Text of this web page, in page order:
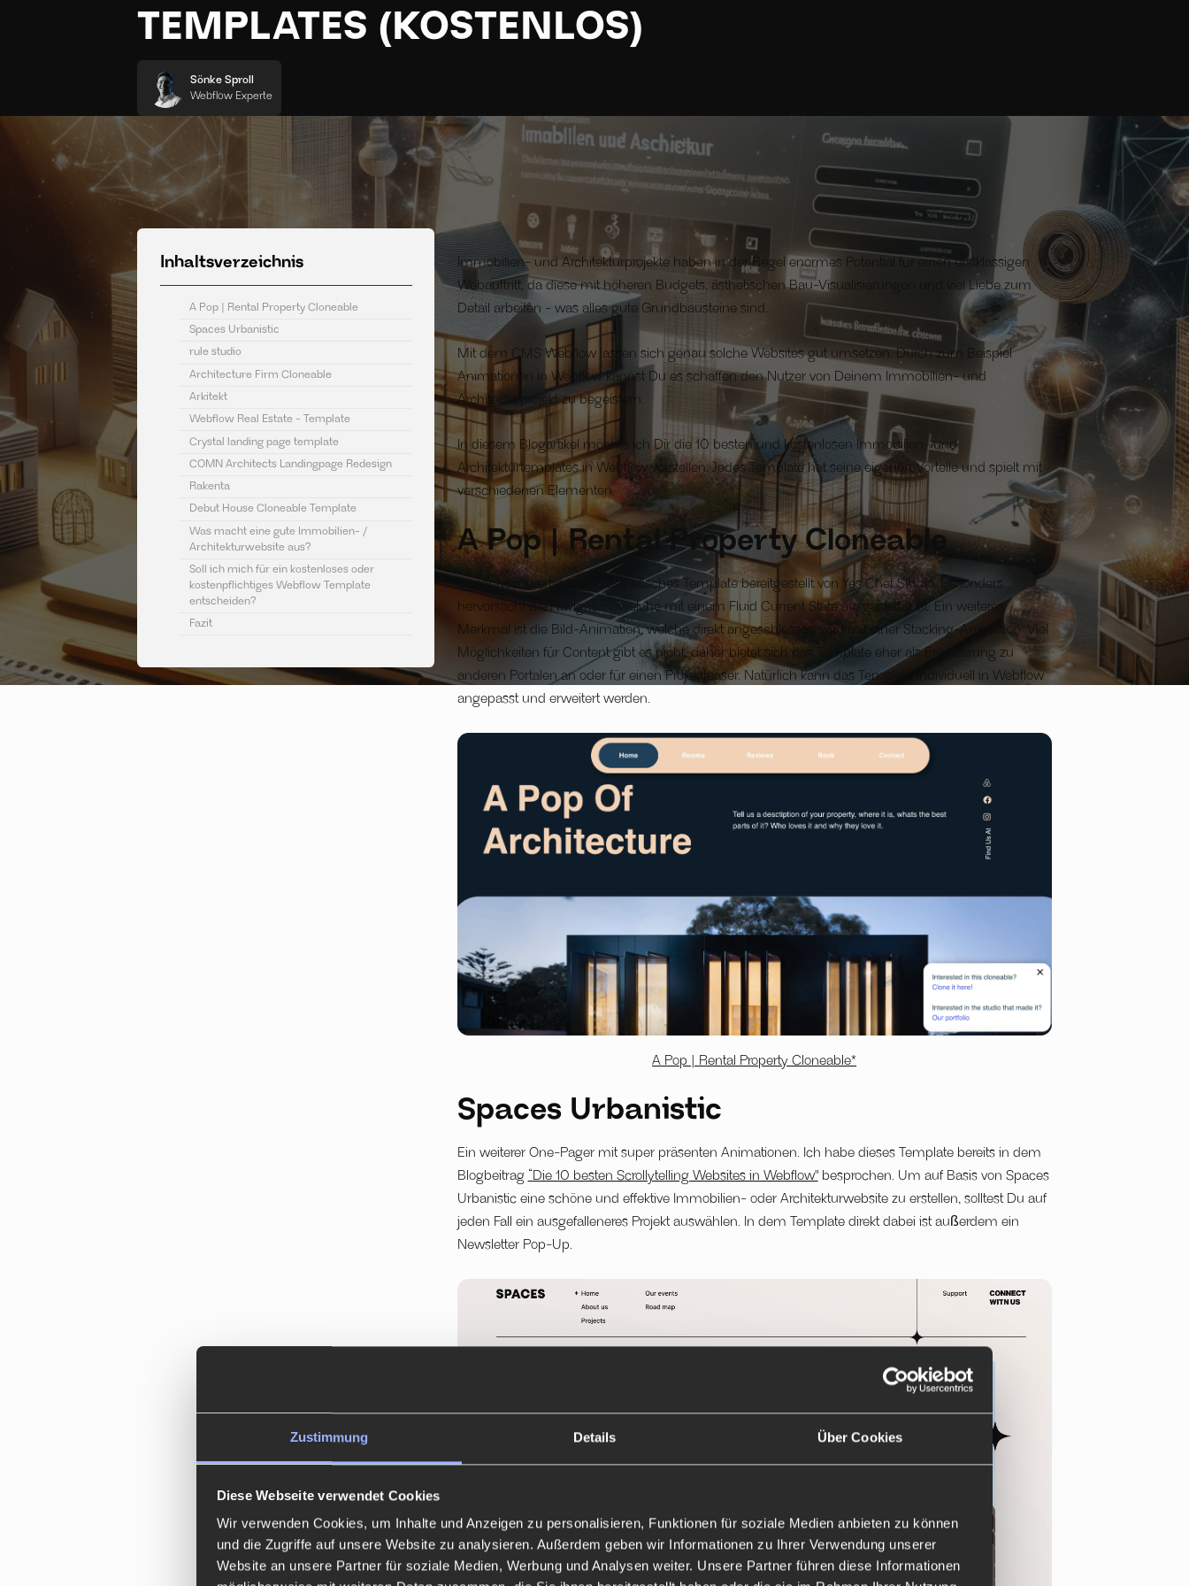
Zustimmung Details Über Cookies
Diese Webseite verwendet Cookies
Wir verwenden Cookies, um Inhalte und Anzeigen zu personalisieren, Funktionen für soziale Medien anbieten zu können
und die Zugriffe auf unsere Website zu analysieren. Außerdem geben wir Informationen zu Ihrer Verwendung unserer
Website an unsere Partner für soziale Medien, Werbung und Analysen weiter. Unsere Partner führen diese Informationen
TEMPLATES (KOSTENLOS)
Sönke Sproll
Webflow Experte
Inhaltsverzeichnis
A Pop | Rental Property Cloneable
Spaces Urbanistic
rule studio
Architecture Firm Cloneable
Arkitekt
Webflow Real Estate - Template
Crystal landing page template
COMN Architects Landingpage Redesign
Rakenta
Debut House Cloneable Template
Was macht eine gute Immobilien- /
Architekturwebsite aus?
Soll ich mich für ein kostenloses oder
kostenpflichtiges Webflow Template
entscheiden?
Fazit
Immobilien- und Architekturprojekte haben in der Regel enormes Potential für einen erstklassigen
Webauftritt, da diese mit höheren Budgets, ästhetischen Bau-Visualisierungen und viel Liebe zum
Detail arbeiten - was alles gute Grundbausteine sind.
Mit dem CMS Webflow lassen sich genau solche Websites gut umsetzen. Durch zum Beispiel
Animationen in Webflow kannst Du es schaffen den Nutzer von Deinem Immobilien- und
Architekturprojekt zu begeistern.
In diesem Blogartikel möchte ich Dir die 10 besten und kostenlosen Immobilien- und
Architekturtemplates in Webflow vorstellen. Jedes Template hat seine eigenen Vorteile und spielt mit
verschiedenen Elementen.
A Pop | Rental Property Cloneable
Super hochwertiges und ästhetisches Template bereitgestellt von Yes Chef Studio. Besonders
hervorsticht die Navigation, welche mit einem Fluid Current State ausgestattet ist. Ein weiteres
Merkmal ist die Bild-Animation, welche direkt angeschlossen wird mit einer Stacking-Animation. Viel
Möglichkeiten für Content gibt es nicht, daher bietet sich das Template eher als Erweiterung zu
anderen Portalen an oder für einen Projektteaser. Natürlich kann das Template individuell in Webflow
angepasst und erweitert werden.
A Pop | Rental Property Cloneable*
Spaces Urbanistic
Ein weiterer One-Pager mit super präsenten Animationen. Ich habe dieses Template bereits in dem
Blogbeitrag “Die 10 besten Scrollytelling Websites in Webflow"besprochen. Um auf Basis von Spaces
Urbanistic eine schöne und effektive Immobilien- oder Architekturwebsite zu erstellen, solltest Du auf
jeden Fall ein ausgefalleneres Projekt auswählen. In dem Template direkt dabei ist außerdem ein
Newsletter Pop-Up.